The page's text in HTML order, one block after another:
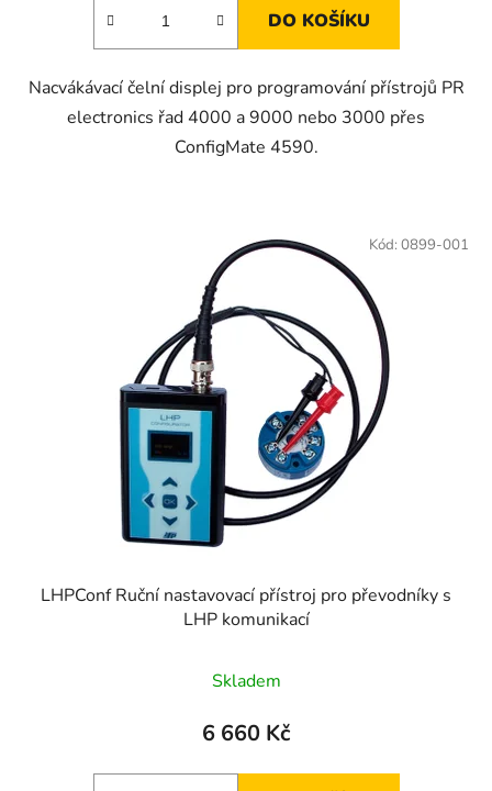
DO KOŠÍKU
Nacvákávací čelní displej pro programování přístrojů PR
electronics řad 4000 a 9000 nebo 3000 přes
ConfigMate 4590.
LHPConf Ruční nastavovací přístroj pro převodníky s
LHP komunikací
Skladem
6 660 Kč
Kód: 0899-001